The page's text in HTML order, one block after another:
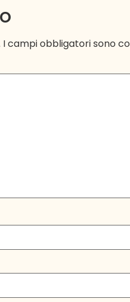
I campi obbligatori sono